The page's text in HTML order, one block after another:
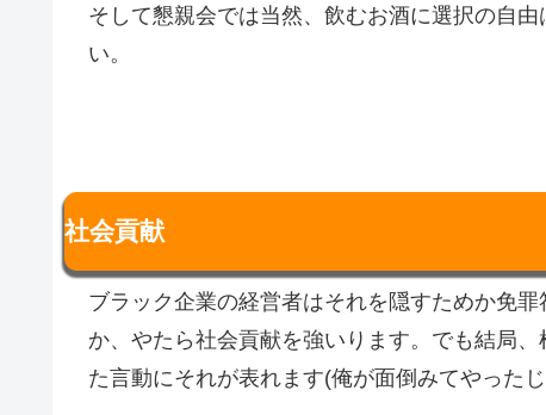
そして懇親会では当然、飲むお酒に選択の自
い。
社会貢献
ブラック企業の経営者はそれを隠すためか免
か、やたら社会貢献を強いります。でも結局
た言動にそれが表れます(俺が面倒みてやった